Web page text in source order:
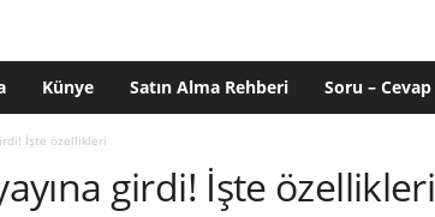
Künye Satın Alma Rehberi Soru – Cevap
İşte özellikleri
girdi! İşte özellikleri